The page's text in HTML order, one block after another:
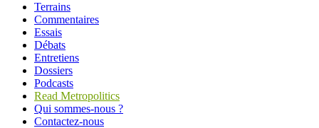
Terrains
Commentaires
Essais
Débats
Entretiens
Dossiers
Podcasts
Read Metropolitics
Qui sommes-nous ?
Contactez-nous